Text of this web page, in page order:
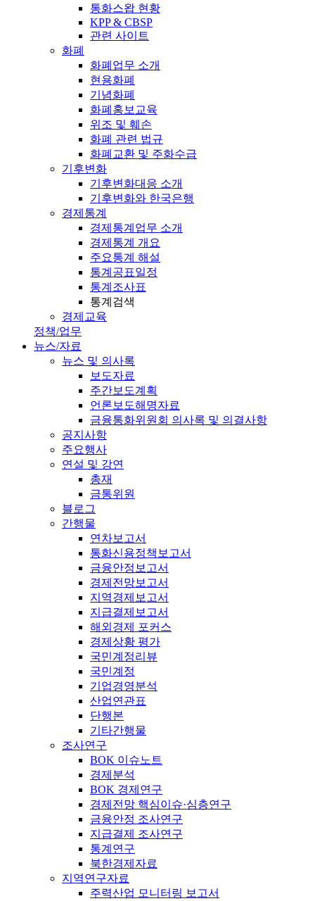
통화스왑 현황
KPP & CBSP
관련 사이트
화폐
화폐업무 소개
현용화폐
기념화폐
화폐홍보교육
위조 및 훼손
화폐 관련 법규
화폐교환 및 주화수급
기후변화
기후변화대응 소개
기후변화와 한국은행
경제통계
경제통계업무 소개
경제통계 개요
주요통계 해설
통계공표일정
통계조사표
통계검색
경제교육
정책/업무
뉴스/자료
뉴스 및 의사록
보도자료
주간보도계획
언론보도해명자료
금융통화위원회 의사록 및 의결사항
공지사항
주요행사
연설 및 강연
총재
금통위원
블로그
간행물
연차보고서
통화신용정책보고서
금융안정보고서
경제전망보고서
지역경제보고서
지급결제보고서
해외경제 포커스
경제상황 평가
국민계정리뷰
국민계정
기업경영분석
산업연관표
단행본
기타간행물
조사연구
BOK 이슈노트
경제분석
BOK 경제연구
경제전망 핵심이슈·심층연구
금융안정 조사연구
지급결제 조사연구
통계연구
북한경제자료
지역연구자료
주력산업 모니터링 보고서